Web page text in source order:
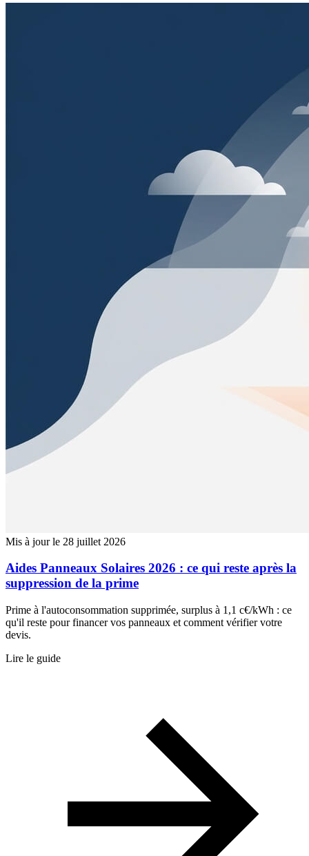
Mis à jour le 28 juillet 2026
Aides Panneaux Solaires 2026 : ce qui reste après la
suppression de la prime
Prime à l'autoconsommation supprimée, surplus à 1,1 c€/kWh : ce
qu'il reste pour financer vos panneaux et comment vérifier votre
devis.
Lire le guide